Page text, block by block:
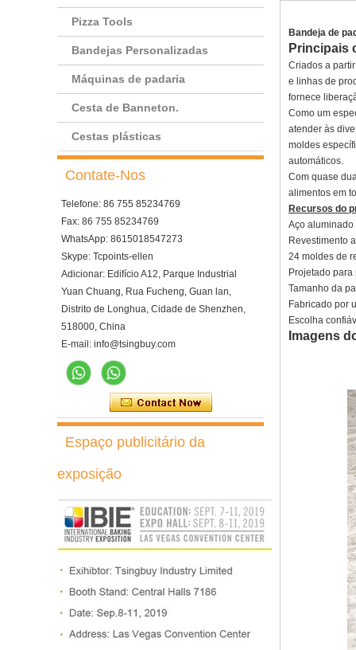
Pizza Tools
Bandejas Personalizadas
Máquinas de padaria
Cesta de Banneton.
Cestas plásticas
Contate-Nos
Telefone: 86 755 85234769
Fax: 86 755 85234769
WhatsApp: 8615018547273
Skype: Tcpoints-ellen
Adicionar: Edifício A12, Parque Industrial
Yuan Chuang, Rua Fucheng, Guan lan,
Distrito de Longhua, Cidade de Shenzhen,
518000, China
E-mail: info@tsingbuy.com
Espaço publicitário da
exposição
Forno de convecção rotativo
com 10 bandejas, forno de
elétrico de 5 bandejas com
provador
Bandeja de
Principais
Criados a
e linhas de
fornece
Como um
atender às
moldes
automáticos.
Com quase
alimentos em
Recursos do
Aço
Revestimento
24 moldes de
Projetado
Tamanho da
Fabricado por
Escolha
Imagens